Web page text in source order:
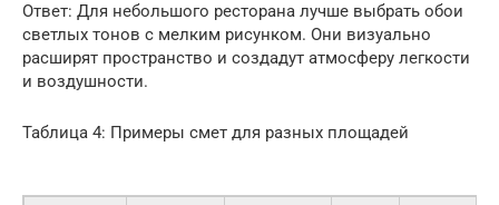
Ответ: Для небольшого ресторана лучше выбрать обои
светлых тонов с мелким рисунком. Они визуально
расширят пространство и создадут атмосферу легкости
и воздушности.
Таблица 4: Примеры смет для разных площадей